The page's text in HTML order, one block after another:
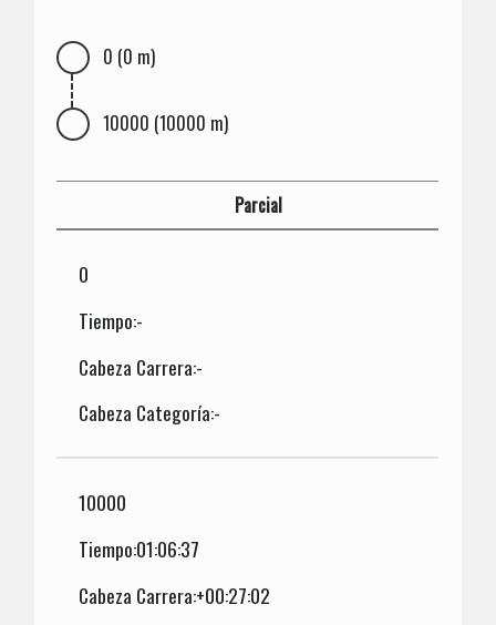
0 (0 m)
10000 (10000 m)
Parcial
0
Tiempo:-
Cabeza Carrera:-
Cabeza Categoría:-
10000
Tiempo:01:06:37
Cabeza Carrera:+00:27:02